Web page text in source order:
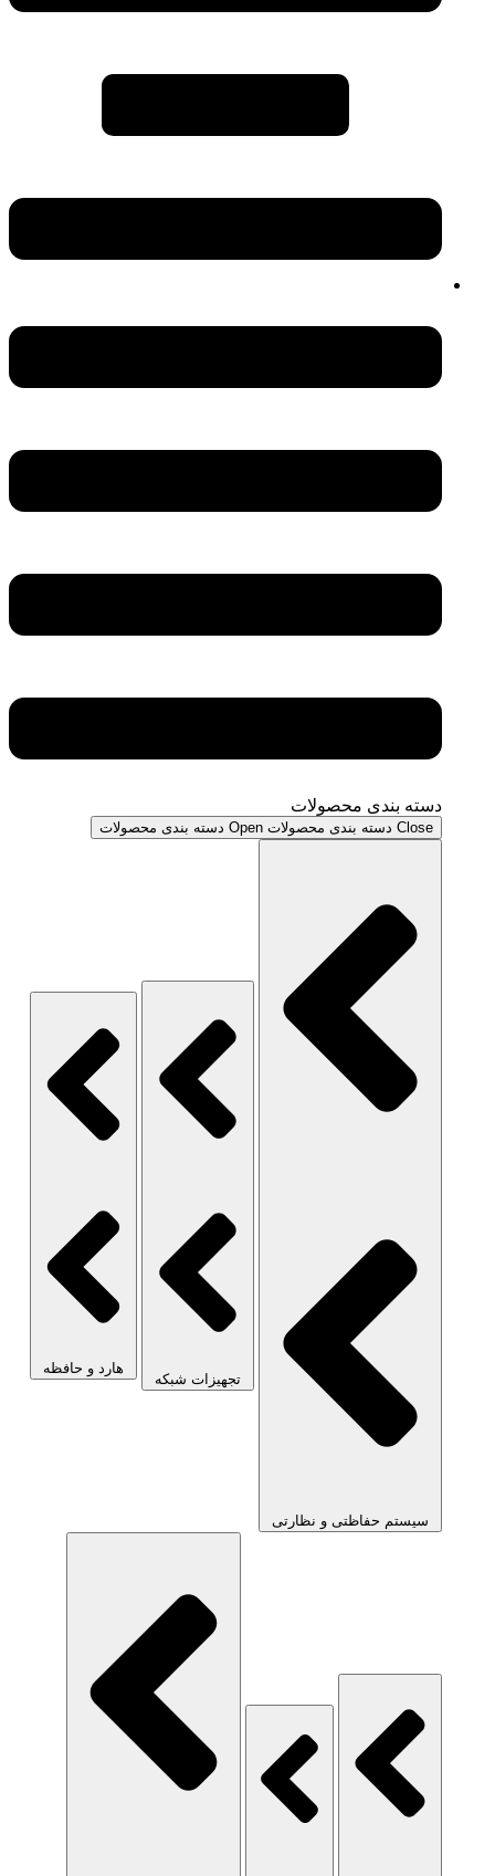
دسته بندی محصولات
Close دسته بندی محصولات Open دسته بندی محصولات
سیستم حفاظتی و نظارتی
تجهیزات شبکه
هارد و حافظه